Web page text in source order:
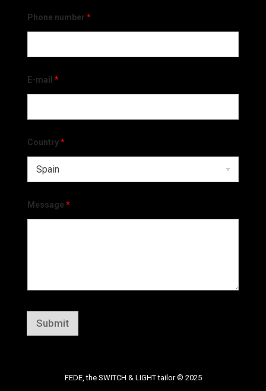
Phone number *
E-mail *
Country*
Message *
Submit
FEDE, the SWITCH & LIGHT tailor © 2025